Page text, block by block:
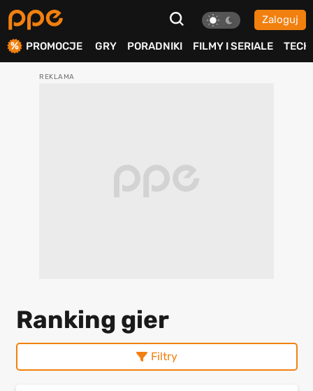
Zaloguj
PROMOCJE GRY PORADNIKI FILMY I SERIALE TECH
Ranking gier
Filtry